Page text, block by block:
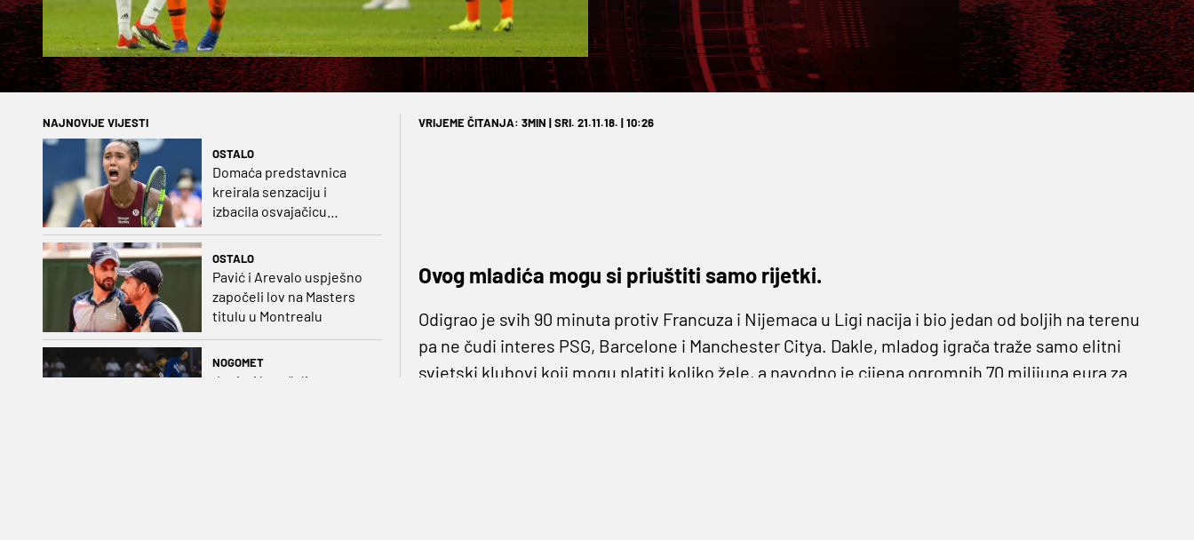
NAJNOVIJE VIJESTI
OSTALO
Domaća predstavnica
kreirala senzaciju i
izbacila osvajačicu
Roland Garrosa
OSTALO
Pavić i Arevalo uspješno
započeli lov na Masters
titulu u Montrealu
NOGOMET
Juniori koračali stopama
VRIJEME ČITANJA: 3MIN | SRI. 21.11.18. | 10:26
Ovog mladića mogu si priuštiti samo rijetki.
Odigrao je svih 90 minuta protiv Francuza i Nijemaca u Ligi nacija i bio jedan od boljih na terenu
pa ne čudi interes PSG, Barcelone i Manchester Citya. Dakle, mladog igrača traže samo elitni
svjetski klubovi koji mogu platiti koliko žele, a navodno je cijena ogromnih 70 milijuna eura za